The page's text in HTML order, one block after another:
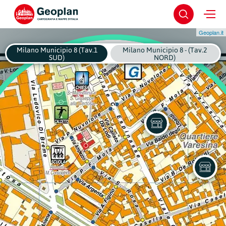
Geoplan.it
Milano Municipio 8 (Tav.1
SUD)
Milano Municipio 8 - (Tav.2
NORD)